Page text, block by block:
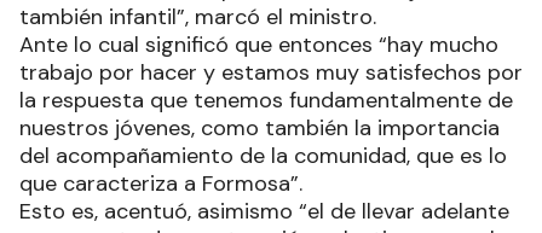
también infantil”, marcó el ministro.
Ante lo cual significó que entonces “hay mucho
trabajo por hacer y estamos muy satisfechos por
la respuesta que tenemos fundamentalmente de
nuestros jóvenes, como también la importancia
del acompañamiento de la comunidad, que es lo
que caracteriza a Formosa”.
Esto es, acentuó, asimismo “el de llevar adelante